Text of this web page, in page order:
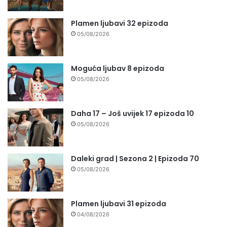
Plamen ljubavi 32 epizoda
05/08/2026
Moguća ljubav 8 epizoda
05/08/2026
Daha 17 – Još uvijek 17 epizoda 10
05/08/2026
Daleki grad | Sezona 2 | Epizoda 70
05/08/2026
Plamen ljubavi 31 epizoda
04/08/2026